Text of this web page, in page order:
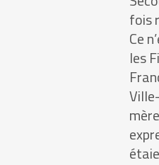
fois
Ce
les